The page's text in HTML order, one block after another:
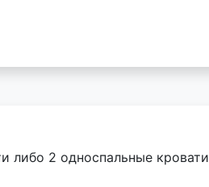
либо 2 односпальные кровати